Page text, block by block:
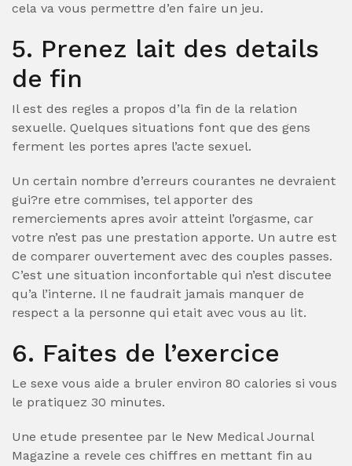
cela va vous permettre d’en faire un jeu.
5. Prenez lait des details
de fin
Il est des regles a propos d’la fin de la relation
sexuelle. Quelques situations font que des gens
ferment les portes apres l’acte sexuel.
Un certain nombre d’erreurs courantes ne devraient
gui?re etre commises, tel apporter des
remerciements apres avoir atteint l’orgasme, car
votre n’est pas une prestation apporte. Un autre est
de comparer ouvertement avec des couples passes.
C’est une situation inconfortable qui n’est discutee
qu’a l’interne. Il ne faudrait jamais manquer de
respect a la personne qui etait avec vous au lit.
6. Faites de l’exercice
Le sexe vous aide a bruler environ 80 calories si vous
le pratiquez 30 minutes.
Une etude presentee par le New Medical Journal
Magazine a revele ces chiffres en mettant fin au